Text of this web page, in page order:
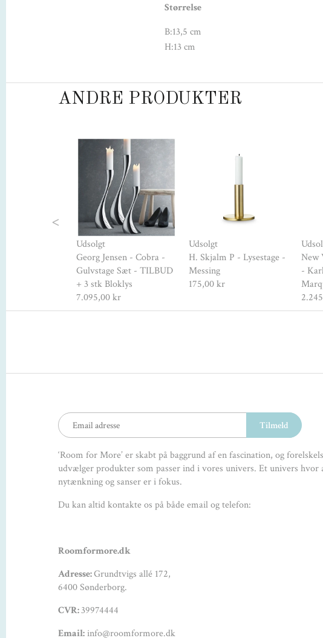
Størrelse
B:13,5 cm
H:13 cm
ANDRE PRODUKTER
Previous
Udsolgt
Georg Jensen - Cobra -
Gulvstage Sæt - TILBUD
+ 3 stk Bloklys
7.095,00 kr
Udsolgt
H. Skjalm P - Lysestage -
Messing
175,00 kr
New
-
‘Room for More’ er skabt på baggrund af en fascination, og
udvælger produkter som passer ind i vores univers. Et univers
nytænkning og sanser er i fokus.
Du kan altid kontakte os på både email og telefon:
Roomformore.dk
Adresse:Grundtvigs allé 172,
6400 Sønderborg.
CVR:39974444
Email:info@roomformore.dk